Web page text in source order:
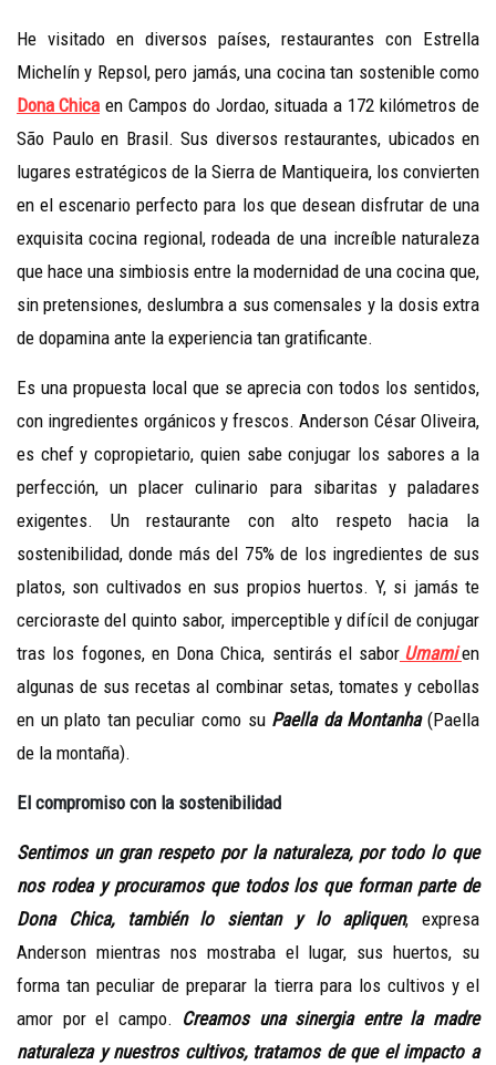
He visitado en diversos países, restaurantes con Estrella
Michelín y Repsol, pero jamás, una cocina tan sostenible como
Dona Chica en Campos do Jordao, situada a 172 kilómetros de
São Paulo en Brasil. Sus diversos restaurantes, ubicados en
lugares estratégicos de la Sierra de Mantiqueira, los convierten
en el escenario perfecto para los que desean disfrutar de una
exquisita cocina regional, rodeada de una increíble naturaleza
que hace una simbiosis entre la modernidad de una cocina que,
sin pretensiones, deslumbra a sus comensales y la dosis extra
de dopamina ante la experiencia tan gratificante.
Es una propuesta local que se aprecia con todos los sentidos,
con ingredientes orgánicos y frescos. Anderson César Oliveira,
es chef y copropietario, quien sabe conjugar los sabores a la
perfección, un placer culinario para sibaritas y paladares
exigentes. Un restaurante con alto respeto hacia la
sostenibilidad, donde más del 75% de los ingredientes de sus
platos, son cultivados en sus propios huertos. Y, si jamás te
cercioraste del quinto sabor, imperceptible y difícil de conjugar
tras los fogones, en Dona Chica, sentirás el sabor Umami en
algunas de sus recetas al combinar setas, tomates y cebollas
en un plato tan peculiar como su Paella da Montanha (Paella
de la montaña).
El compromiso con la sostenibilidad
Sentimos un gran respeto por la naturaleza, por todo lo que
nos rodea y procuramos que todos los que forman parte de
Dona Chica, también lo sientan y lo apliquen, expresa
Anderson mientras nos mostraba el lugar, sus huertos, su
forma tan peculiar de preparar la tierra para los cultivos y el
amor por el campo. Creamos una sinergia entre la madre
naturaleza y nuestros cultivos, tratamos de que el impacto a